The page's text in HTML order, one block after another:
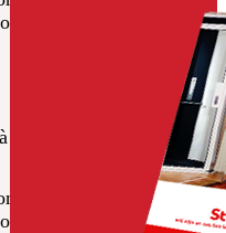
pour vous
pendant
votre solution de
souci. Nos
à toutes vos